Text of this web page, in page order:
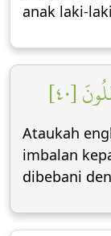
anak laki-
[٤٠]
Ataukah
imbalan
dibebani